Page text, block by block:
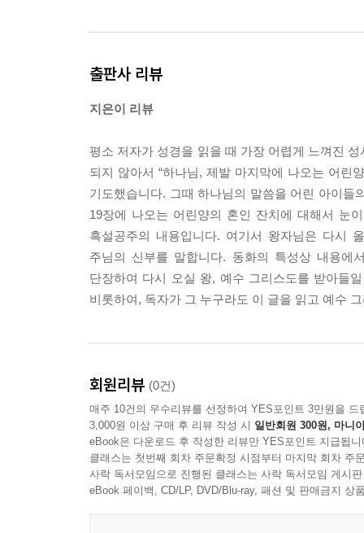
출판사 리뷰
지은이 리뷰
평소 저자가 성경을 읽을 때 가장 어렵게 느껴진
되지 않아서 “하나님, 제발 마지막에 나오는 어린
기도했습니다. 그때 하나님의 말씀을 어린 아이
19장에 나오는 어린양의 혼인 잔치에 대해서 눈
흑설공주의 내용입니다. 여기서 왕자님은 다시
주님의 신부를 말합니다. 동화의 특성상 내용
단장하여 다시 오실 왕, 예수 그리스도를 받아들
비롯하여, 독자가 그 누구라도 이 글을 읽고 예수
회원리뷰 (0건)
매주 10건의 우수리뷰를 선정하여 YES포인트 3만원을 드
3,000원 이상 구매 후 리뷰 작성 시 일반회원 300원, 마니
eBook은 다운로드 후 작성한 리뷰만 YES포인트 지급됩니
클래스는 첫번째 회차 주문확정 시점부터 마지막 회차 주
사락 독서모임으로 진행된 클래스는 사락 독서모임 게시
eBook 페이백, CD/LP, DVD/Blu-ray, 패션 및 판매금지 상